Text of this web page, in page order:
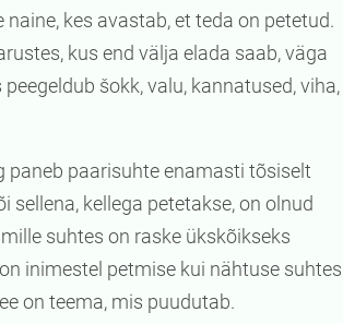
kes avastab, et teda on petetud.
kus end välja elada saab, väga
šokk, valu, kannatused, viha,
paneb paarisuhte enamasti tõsiselt
sellena, kellega petetakse, on olnud
suhtes on raske ükskõikseks
inimestel petmise kui nähtuse suhtes
on teema, mis puudutab.